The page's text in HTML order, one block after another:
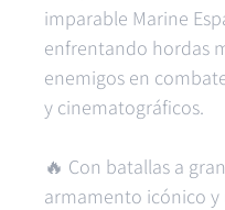
imparable Marine
enfrentando hordas
enemigos en
y cinematográficos.
🔥 Con batallas a
armamento icónico y